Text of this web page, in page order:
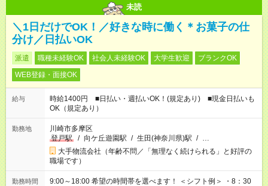
未読
＼1日だけでOK！／好きな時に働く＊お菓子の仕
分け／日払いOK
派遣 職種未経験OK 社会人未経験OK 大学生歓迎
ブランクOK
WEB登録・面接OK
給与
時給1400円 ■日払い・週払いOK！(規定あり) ■現金日払いも
OK（規定あり）
勤務地
川崎市多摩区
登戸駅
/ 向ケ丘遊園駅 / 生田(神奈川県)駅 / …
大手物流会社（年齢不問／「無理なく続けられる」と好評の
職場です）
勤務時間
9:00～18:00 希望の時間帯を選べます！ ＜シフト例＞ ・8：30